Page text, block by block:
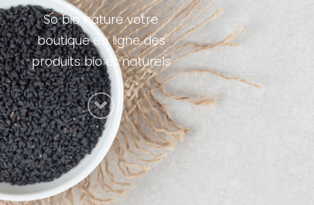
So bio nature votre
boutique en ligne des
produits bio et naturels